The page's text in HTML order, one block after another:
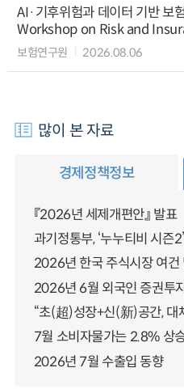
AI·기후위험과 데이터 기반
Workshop on Risk and
보험연구원 2026.08.06
많이 본 자료
경제정책정보
『2026년 세제개편안』 발표
과기정통부, ‘누누티비 시즌
2026년 한국 주식시장 여건
2026년 6월 외국인 증권투
“초(超)성장+신(新)공간, 대
7월 소비자물가는 2.8% 상
2026년 7월 수출입 동향